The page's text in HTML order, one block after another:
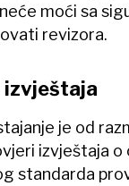
moći sa
revizora.
izvještaja
je od
izvještaja
standarda